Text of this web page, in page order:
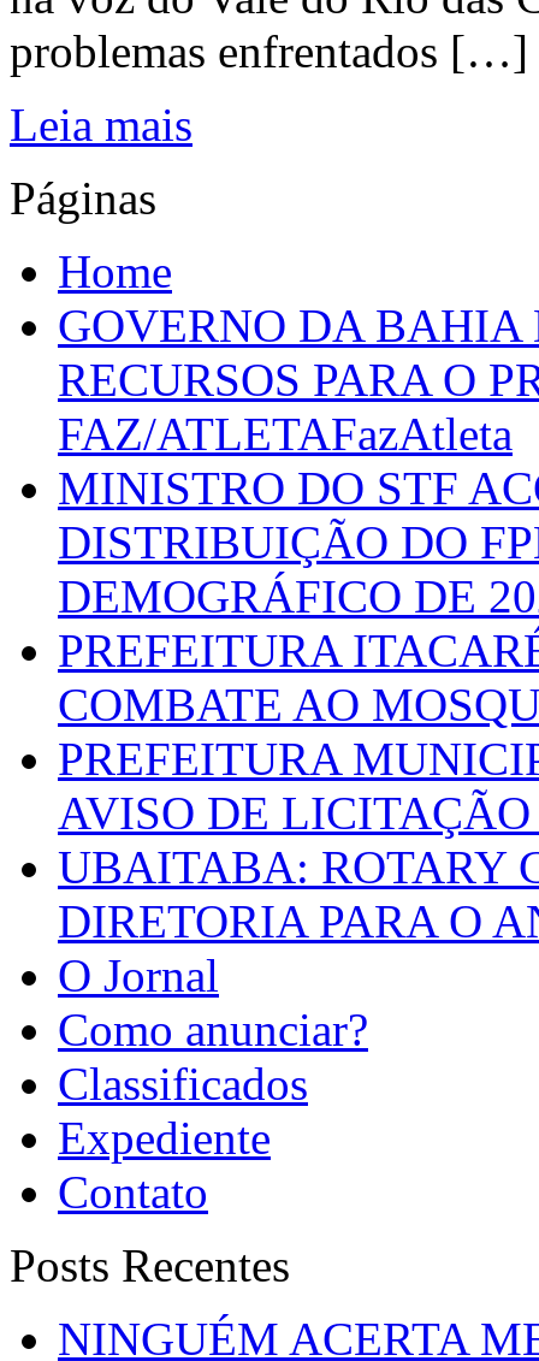
problemas enfrentados […]
Leia mais
Páginas
Home
GOVERNO DA
RECURSOS PARA O
FAZ/ATLETAFazAtleta
MINISTRO DO STF
DISTRIBUIÇÃO DO
DEMOGRÁFICO DE
PREFEITURA
COMBATE AO
PREFEITURA
AVISO DE LICITAÇÃO
UBAITABA: ROTARY
DIRETORIA PARA O
O Jornal
Como anunciar?
Classificados
Expediente
Contato
Posts Recentes
NINGUÉM ACERTA